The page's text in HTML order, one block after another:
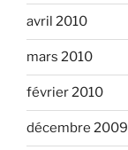
avril 2010
mars 2010
février 2010
décembre 2009